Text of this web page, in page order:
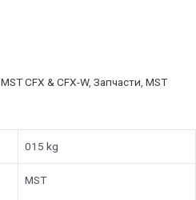
MST CFX & CFX-W, Запчасти, MST
015 kg
MST